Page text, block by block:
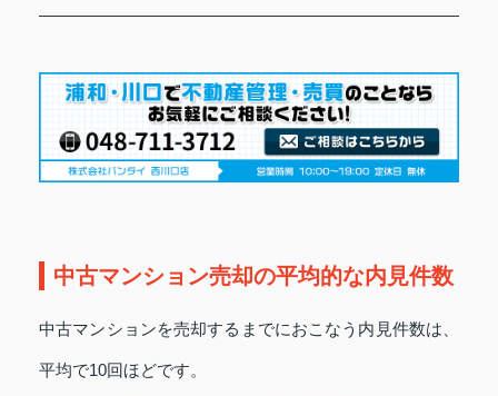
中古マンション売却の平均的な内見件数
中古マンションを売却するまでにおこなう内見件数は、
平均で10回ほどです。